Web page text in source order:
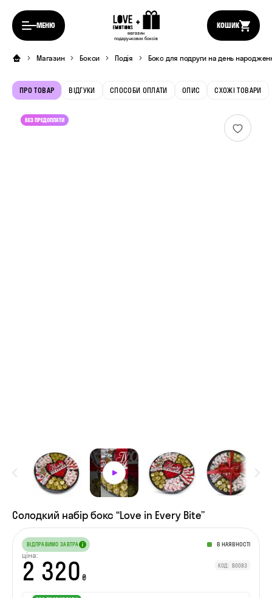
МЕНЮ
магазин
подарункових боксів
КОШИК
Магазин Бокси Подія Бокс для подруги на день
ПРО ТОВАР ВІДГУКИ СПОСОБИ ОПЛАТИ ОПИС СХОЖІ ТОВАРИ
Солодкий набір бокс “Love in Every Bite”
ВІДПРАВИМО ЗАВТРА В НАЯВНОСТІ
КОД: B0083
ціна:
2 320 ₴